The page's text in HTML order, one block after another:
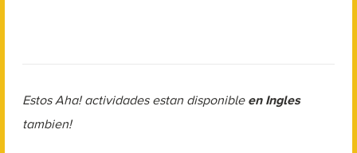
Estos Aha! actividades estan disponible en Ingles
tambien!